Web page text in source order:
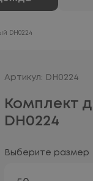
DH0224
Артикул: DH0224
Комплект
DH0224
Выберите размер